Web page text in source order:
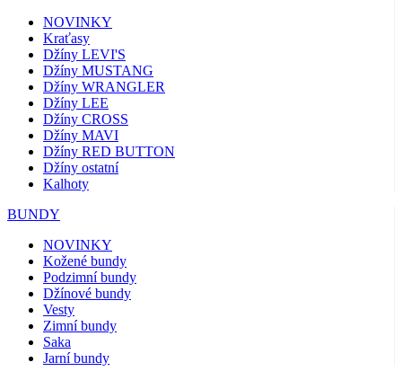
NOVINKY
Kraťasy
Džíny LEVI'S
Džíny MUSTANG
Džíny WRANGLER
Džíny LEE
Džíny CROSS
Džíny MAVI
Džíny RED BUTTON
Džíny ostatní
Kalhoty
BUNDY
NOVINKY
Kožené bundy
Podzimní bundy
Džínové bundy
Vesty
Zimní bundy
Saka
Jarní bundy